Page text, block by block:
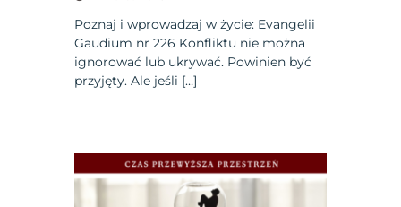
Poznaj i wprowadzaj w życie: Evangelii
Gaudium nr 226 Konfliktu nie można
ignorować lub ukrywać. Powinien być
przyjęty. Ale jeśli […]